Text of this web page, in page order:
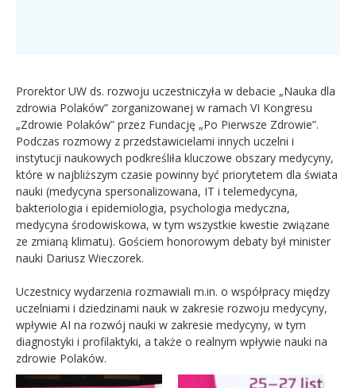
Prorektor UW ds. rozwoju uczestniczyła w debacie „Nauka dla
zdrowia Polaków” zorganizowanej w ramach VI Kongresu
„Zdrowie Polaków” przez Fundację „Po Pierwsze Zdrowie”.
Podczas rozmowy z przedstawicielami innych uczelni i
instytucji naukowych podkreśliła kluczowe obszary medycyny,
które w najbliższym czasie powinny być priorytetem dla świata
nauki (medycyna spersonalizowana, IT i telemedycyna,
bakteriologia i epidemiologia, psychologia medyczna,
medycyna środowiskowa, w tym wszystkie kwestie związane
ze zmianą klimatu). Gościem honorowym debaty był minister
nauki Dariusz Wieczorek.
Uczestnicy wydarzenia rozmawiali m.in. o współpracy między
uczelniami i dziedzinami nauk w zakresie rozwoju medycyny,
wpływie AI na rozwój nauki w zakresie medycyny, w tym
diagnostyki i profilaktyki, a także o realnym wpływie nauki na
zdrowie Polaków.